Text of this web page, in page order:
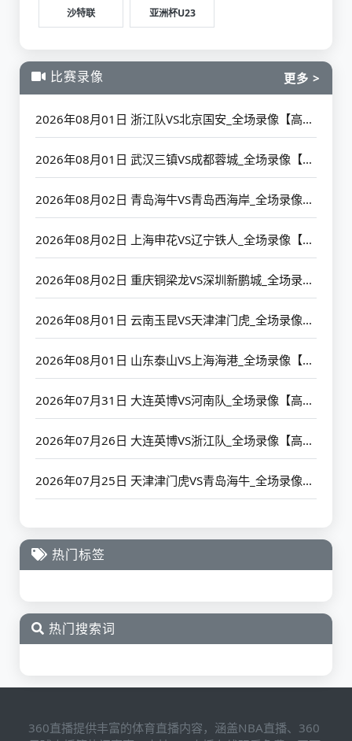
沙特联 亚洲杯U23
比赛录像 更多 >
2026年08月01日 浙江队VS北京国安_全场录像【高清回放】
2026年08月01日 武汉三镇VS成都蓉城_全场录像【高清回放】
2026年08月02日 青岛海牛VS青岛西海岸_全场录像【高清回放】
2026年08月02日 上海申花VS辽宁铁人_全场录像【高清回放】
2026年08月02日 重庆铜梁龙VS深圳新鹏城_全场录像【高清回放】
2026年08月01日 云南玉昆VS天津津门虎_全场录像【高清回放】
2026年08月01日 山东泰山VS上海海港_全场录像【高清回放】
2026年07月31日 大连英博VS河南队_全场录像【高清回放】
2026年07月26日 大连英博VS浙江队_全场录像【高清回放】
2026年07月25日 天津津门虎VS青岛海牛_全场录像【高清回放】
热门标签
热门搜索词
360直播提供丰富的体育直播内容，涵盖NBA直播、360